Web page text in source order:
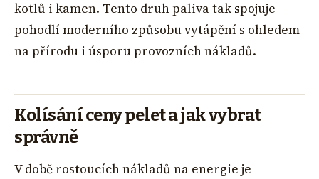
kotlů i kamen. Tento druh paliva tak spojuje
pohodlí moderního způsobu vytápění s ohledem
na přírodu i úsporu provozních nákladů.
Kolísání ceny pelet a jak vybrat
správně
V době rostoucích nákladů na energie je